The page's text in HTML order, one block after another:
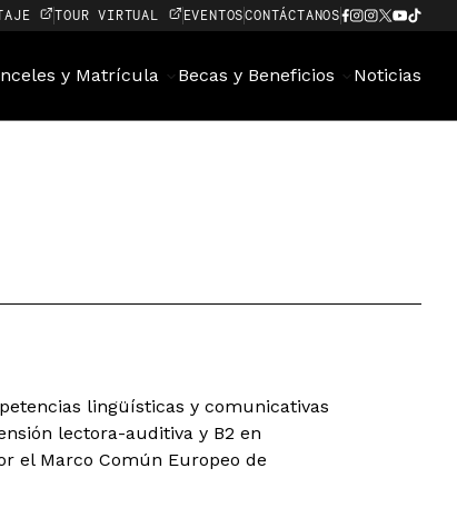
TOUR VIRTUAL EVENTOSCONTÁCTANOS
y Matrícula Becas y Beneficios Noticias
lingüísticas y comunicativas
lectora-auditiva y B2 en
el Marco Común Europeo de